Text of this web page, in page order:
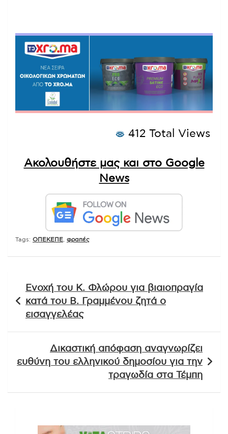
412 Total Views
Ακολουθήστε μας και στο Google
News
Tags: ΟΠΕΚΕΠΕ φραπές
άρθρων
Ενοχή του Κ. Φλώρου για βιαιοπραγία
κατά του Β. Γραμμένου ζητά ο
εισαγγελέας
Δικαστική απόφαση αναγνωρίζει
ευθύνη του ελληνικού δημοσίου για την
τραγωδία στα Τέμπη